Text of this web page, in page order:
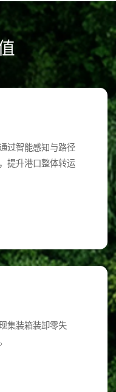
过智能感知与路径
提升港口整体转运
集装箱装卸零失